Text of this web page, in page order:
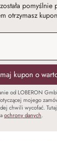
otrzymasz
kupon o
od LOBERON
mojego
chwili wycofać.
ochrony danych.